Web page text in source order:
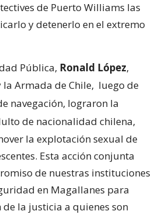
de Puerto Williams las
y detenerlo en el extremo
Pública, Ronald López,
la Armada de Chile, luego de
navegación, lograron la
de nacionalidad chilena,
la explotación sexual de
Esta acción conjunta
de nuestras instituciones
en Magallanes para
la justicia a quienes son